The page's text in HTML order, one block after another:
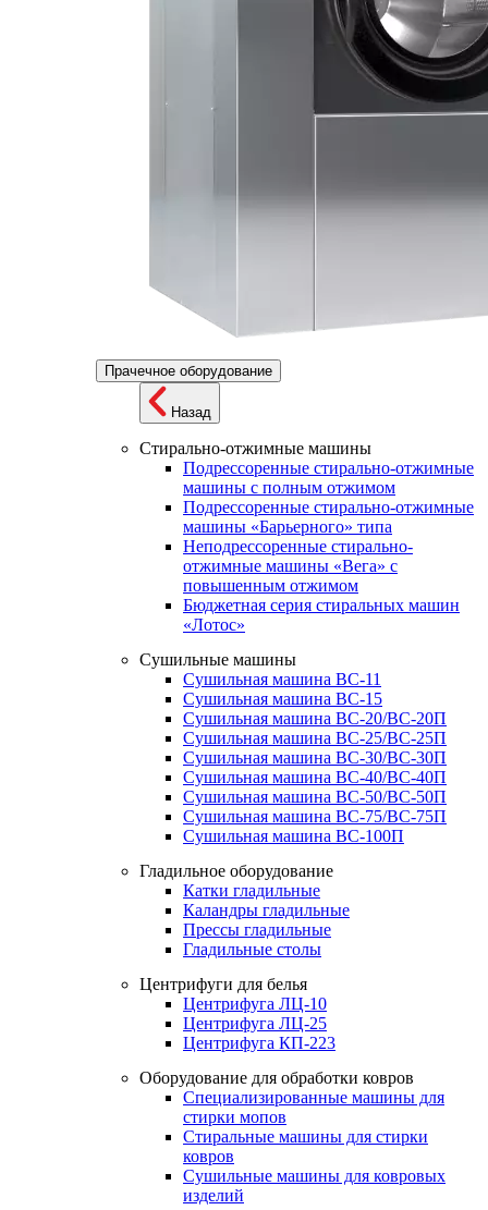
Прачечное оборудование
Назад
Стирально-отжимные машины
Подрессоренные стирально-отжимные
машины с полным отжимом
Подрессоренные стирально-отжимные
машины «Барьерного» типа
Неподрессоренные стирально-
отжимные машины «Вега» с
повышенным отжимом
Бюджетная серия стиральных машин
«Лотос»
Сушильные машины
Сушильная машина ВС-11
Сушильная машина ВС-15
Сушильная машина ВС-20/ВС-20П
Сушильная машина ВС-25/ВС-25П
Сушильная машина ВС-30/ВС-30П
Сушильная машина ВС-40/ВС-40П
Сушильная машина ВС-50/ВС-50П
Сушильная машина ВС-75/ВС-75П
Сушильная машина ВС-100П
Гладильное оборудование
Катки гладильные
Каландры гладильные
Прессы гладильные
Гладильные столы
Центрифуги для белья
Центрифуга ЛЦ-10
Центрифуга ЛЦ-25
Центрифуга КП-223
Оборудование для обработки ковров
Специализированные машины для
стирки мопов
Стиральные машины для стирки
ковров
Сушильные машины для ковровых
изделий